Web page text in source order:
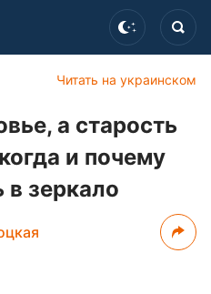
Читать на украинском
а старость
и почему
в зеркало